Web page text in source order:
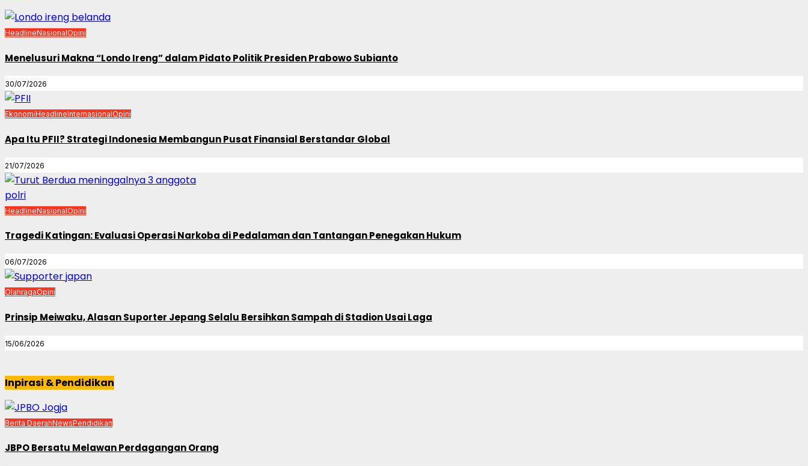
HeadlineNasionalOpini
Menelusuri Makna “Londo Ireng” dalam Pidato Politik Presiden Prabowo Subianto
30/07/2026
EkonomiHeadlineInternasionalOpini
Apa Itu PFII? Strategi Indonesia Membangun Pusat Finansial Berstandar Global
21/07/2026
HeadlineNasionalOpini
Tragedi Katingan: Evaluasi Operasi Narkoba di Pedalaman dan Tantangan Penegakan Hukum
06/07/2026
OlahragaOpini
Prinsip Meiwaku, Alasan Suporter Jepang Selalu Bersihkan Sampah di Stadion Usai Laga
15/06/2026
Inpirasi & Pendidikan
Berita DaerahNewsPendidikan
JBPO Bersatu Melawan Perdagangan Orang